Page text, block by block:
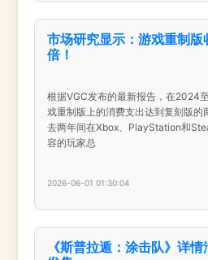
市场研究显示：游戏重制
倍！
根据VGC发布的最新报告，在2024
戏重制版上的消费支出达到复刻版的
去两年间在Xbox、PlayStation和
容的玩家总
2026-06-01 01:30:04
《斯普拉遁：涂击队》详